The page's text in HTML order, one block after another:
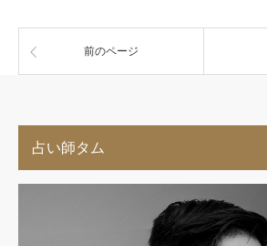
前のページ
占い師タム